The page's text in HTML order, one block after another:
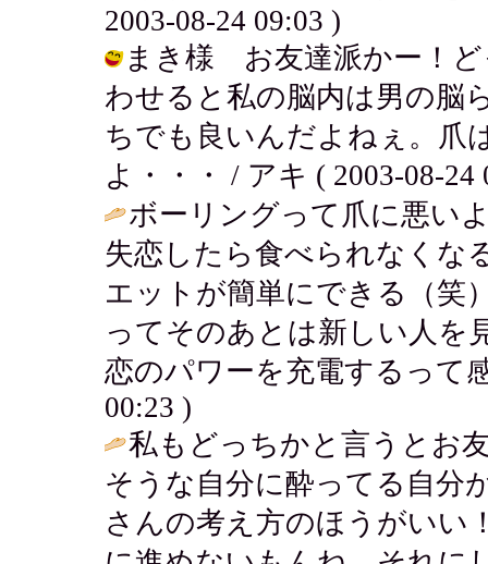
2003-08-24 09:03 )
まき様 お友達派かー！ど
わせると私の脳内は男の脳
ちでも良いんだよねぇ。爪
よ・・・ / アキ ( 2003-08-24
ボーリングって爪に悪い
失恋したら食べられなくな
エットが簡単にできる（笑
ってそのあとは新しい人を
恋のパワーを充電するって
00:23 )
私もどっちかと言うとお
そうな自分に酔ってる自分
さんの考え方のほうがいい